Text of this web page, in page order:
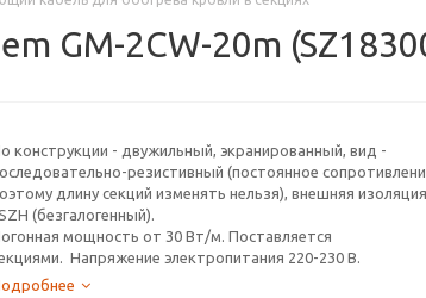
GM-2CW-20m
конструкции - двужильный, экранированный, вид -
резистивный (постоянное
длину секций изменять нельзя), внешняя
(безгалогенный).
мощность от 30 Вт/м. Поставляется
Напряжение электропитания 220-230 В.
применяется: системы антиобледенения, обогрев